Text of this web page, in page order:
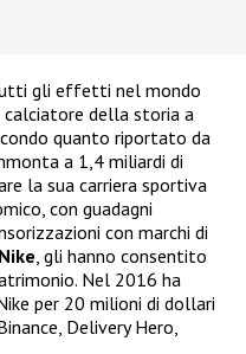
gli effetti nel mondo
calciatore della storia a
quanto riportato da
a 1,4 miliardi di
la sua carriera sportiva
con guadagni
con marchi di
, gli hanno consentito
Nel 2016 ha
per 20 milioni di dollari
Delivery Hero,